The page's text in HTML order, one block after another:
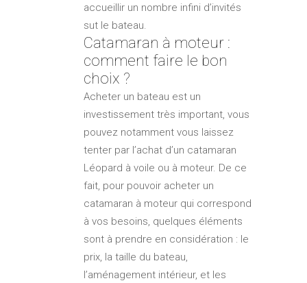
accueillir un nombre infini d’invités
sut le bateau.
Catamaran à moteur :
comment faire le bon
choix ?
Acheter un bateau est un
investissement très important, vous
pouvez notamment vous laissez
tenter par l’achat d’un catamaran
Léopard à voile ou à moteur. De ce
fait, pour pouvoir acheter un
catamaran à moteur qui correspond
à vos besoins, quelques éléments
sont à prendre en considération : le
prix, la taille du bateau,
l’aménagement intérieur, et les